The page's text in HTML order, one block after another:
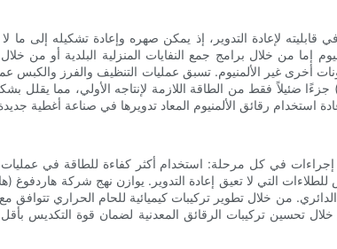
قابليته لإعادة التدوير، إذ يمكن صهره وإعادة تشكيله إلى
إما من خلال برامج جمع النفايات المنزلية البلدية أو من
أخرى غير الألمنيوم. تسبق عمليات التنظيف والفرز والكبس
جزءًا ضئيلاً فقط من الطاقة اللازمة لإنتاجه الأولي، مما يقلل
إجراءات في كل مرحلة: استخدام أكثر كفاءة للطاقة في
للطلاءات التي لا تعيق إعادة التدوير. يوازن نهج شركة هاردفوغ
الدائري. من خلال تطوير تركيبات كيميائية للحام الحراري تتوافق
خلال تحسين تركيبات الرقائق المعدنية لضمان قوة التكديس